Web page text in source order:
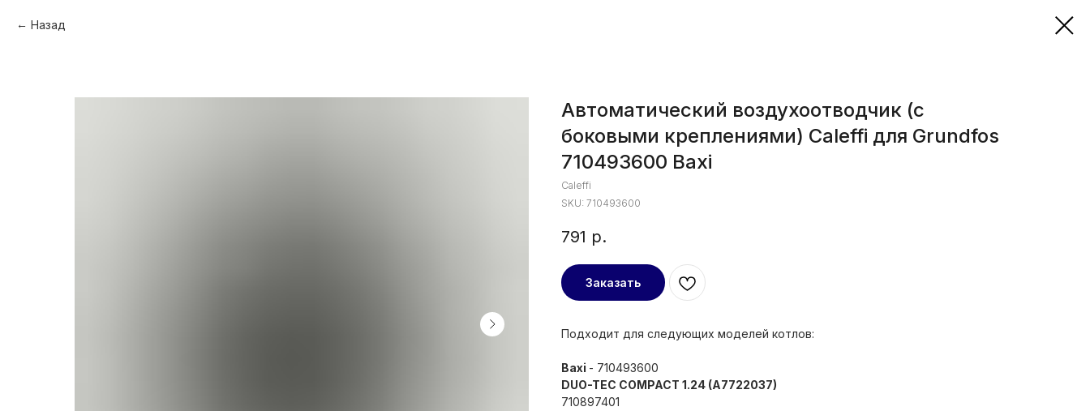
Назад
Автоматический воздухоотводчик (с
боковыми креплениями) Caleffi для Grundfos
710493600 Baxi
Caleffi
SKU: 710493600
791 р.
Заказать
Подходит для следующих моделей котлов:
Baxi - 710493600
DUO-TEC COMPACT 1.24 (A7722037)
710897401